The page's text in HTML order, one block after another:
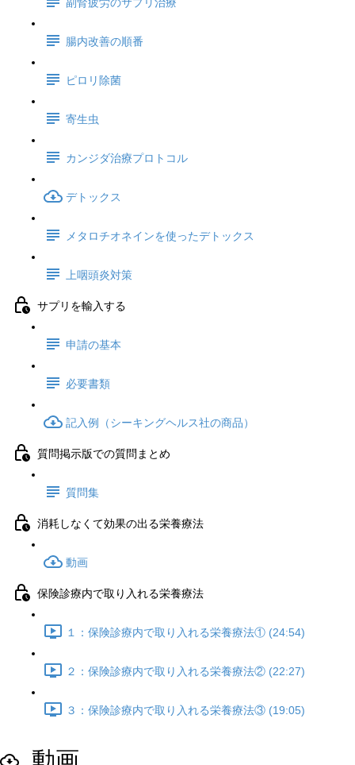
副腎疲労のサプリ治療
腸内改善の順番
ピロリ除菌
寄生虫
カンジダ治療プロトコル
デトックス
メタロチオネインを使ったデトックス
上咽頭炎対策
サプリを輸入する
申請の基本
必要書類
記入例（シーキングヘルス社の商品）
質問掲示版での質問まとめ
質問集
消耗しなくて効果の出る栄養療法
動画
保険診療内で取り入れる栄養療法
１：保険診療内で取り入れる栄養療法① (24:54)
２：保険診療内で取り入れる栄養療法② (22:27)
３：保険診療内で取り入れる栄養療法③ (19:05)